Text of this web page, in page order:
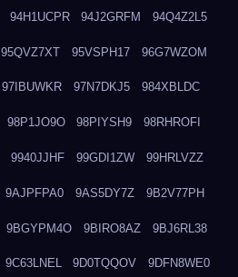
94H1UCPR 94J2GRFM 94Q4Z2L5
95QVZ7XT 95VSPH17 96G7WZOM
97IBUWKR 97N7DKJ5 984XBLDC
98P1JO9O 98PIYSH9 98RHROFI
9940JJHF 99GDI1ZW 99HRLVZZ
9AJPFPA0 9AS5DY7Z 9B2V77PH
9BGYPM4O 9BIRO8AZ 9BJ6RL38
9C63LNEL 9D0TQQOV 9DFN8WE0